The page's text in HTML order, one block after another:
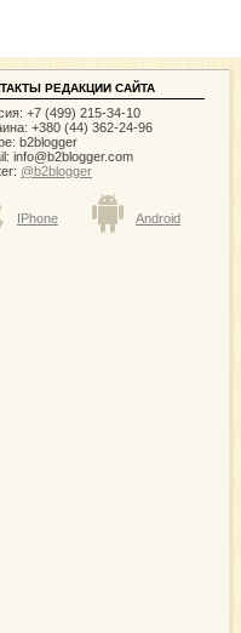
РЕДАКЦИИ САЙТА
+7 (499) 215-34-10
+380 (44) 362-24-96
b2blogger
info@b2blogger.com
@b2blogger
IPhone Android